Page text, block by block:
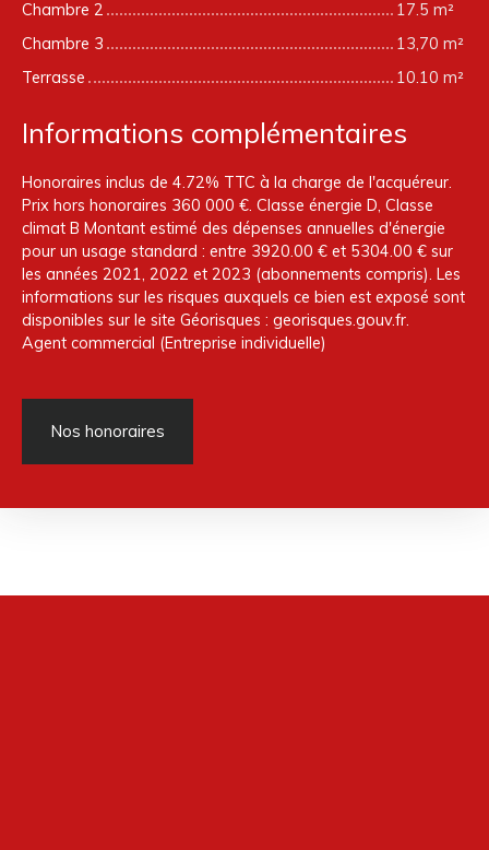
Chambre 2
17.5 m²
Chambre 3
13,70 m²
Terrasse
10.10 m²
Informations complémentaires
Honoraires inclus de 4.72% TTC à la charge de l'acquéreur.
Prix hors honoraires 360 000 €. Classe énergie D, Classe
climat B Montant estimé des dépenses annuelles d'énergie
pour un usage standard : entre 3920.00 € et 5304.00 € sur
les années 2021, 2022 et 2023 (abonnements compris). Les
informations sur les risques auxquels ce bien est exposé sont
disponibles sur le site Géorisques : georisques.gouv.fr.
Agent commercial (Entreprise individuelle)
Nos honoraires